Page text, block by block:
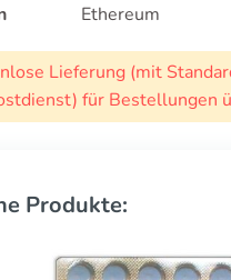
Ethereum
Lieferung (mit
für Bestellungen
Produkte: